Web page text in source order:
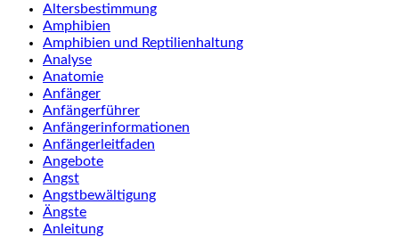
Altersbestimmung
Amphibien
Amphibien und Reptilienhaltung
Analyse
Anatomie
Anfänger
Anfängerführer
Anfängerinformationen
Anfängerleitfaden
Angebote
Angst
Angstbewältigung
Ängste
Anleitung